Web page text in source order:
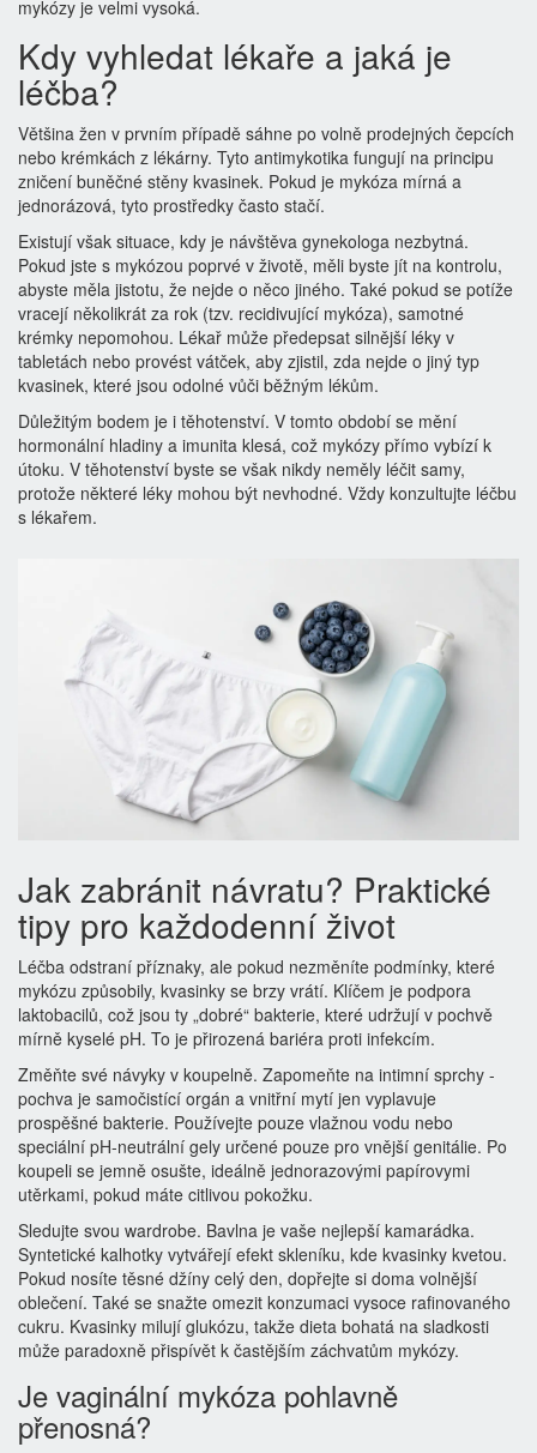
mykózy je velmi vysoká.
Kdy vyhledat lékaře a jaká je
léčba?
Většina žen v prvním případě sáhne po volně prodejných čepcích
nebo krémkách z lékárny. Tyto antimykotika fungují na principu
zničení buněčné stěny kvasinek. Pokud je mykóza mírná a
jednorázová, tyto prostředky často stačí.
Existují však situace, kdy je návštěva gynekologa nezbytná.
Pokud jste s mykózou poprvé v životě, měli byste jít na kontrolu,
abyste měla jistotu, že nejde o něco jiného. Také pokud se potíže
vracejí několikrát za rok (tzv. recidivující mykóza), samotné
krémky nepomohou. Lékař může předepsat silnější léky v
tabletách nebo provést vátček, aby zjistil, zda nejde o jiný typ
kvasinek, které jsou odolné vůči běžným lékům.
Důležitým bodem je i těhotenství. V tomto období se mění
hormonální hladiny a imunita klesá, což mykózy přímo vybízí k
útoku. V těhotenství byste se však nikdy neměly léčit samy,
protože některé léky mohou být nevhodné. Vždy konzultujte léčbu
s lékařem.
Jak zabránit návratu? Praktické
tipy pro každodenní život
Léčba odstraní příznaky, ale pokud nezměníte podmínky, které
mykózu způsobily, kvasinky se brzy vrátí. Klíčem je podpora
laktobacilů, což jsou ty „dobré“ bakterie, které udržují v pochvě
mírně kyselé pH. To je přirozená bariéra proti infekcím.
Změňte své návyky v koupelně. Zapomeňte na intimní sprchy -
pochva je samočistící orgán a vnitřní mytí jen vyplavuje
prospěšné bakterie. Používejte pouze vlažnou vodu nebo
speciální pH-neutrální gely určené pouze pro vnější genitálie. Po
koupeli se jemně osušte, ideálně jednorazovými papírovymi
utěrkami, pokud máte citlivou pokožku.
Sledujte svou wardrobe. Bavlna je vaše nejlepší kamarádka.
Syntetické kalhotky vytvářejí efekt skleníku, kde kvasinky kvetou.
Pokud nosíte těsné džíny celý den, dopřejte si doma volnější
oblečení. Také se snažte omezit konzumaci vysoce rafinovaného
cukru. Kvasinky milují glukózu, takže dieta bohatá na sladkosti
může paradoxně přispívět k častějším záchvatům mykózy.
Je vaginální mykóza pohlavně
přenosná?